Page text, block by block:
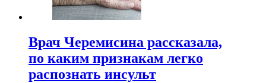
Врач Черемисина рассказала,
по каким признакам легко
распознать инсульт